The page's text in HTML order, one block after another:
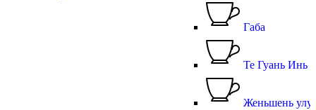
Габа
Те Гуань Инь
Женьшень